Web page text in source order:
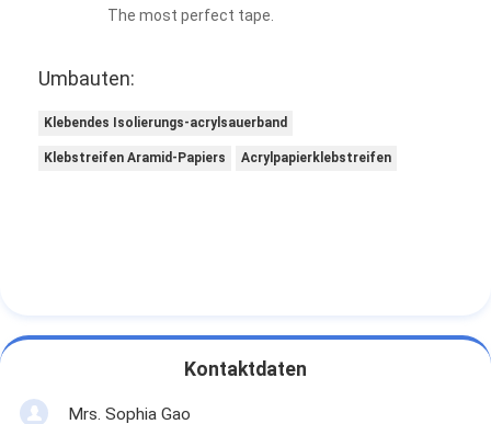
The most perfect tape.
Umbauten:
Klebendes Isolierungs-acrylsauerband
Klebstreifen Aramid-Papiers Acrylpapierklebstreifen
Kontaktdaten
Mrs. Sophia Gao